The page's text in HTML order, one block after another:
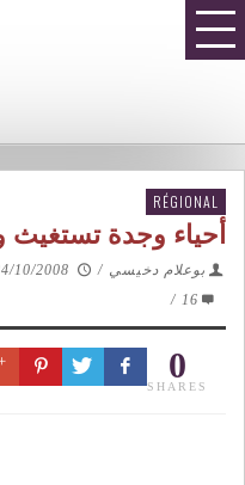
RÉGIONAL
أحياء وجدة
بوعلام دخيسي /
10/2008
16
/
0
SHARES